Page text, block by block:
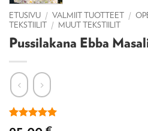
ETUSIVU / VALMIIT TUOTTEET /
TEKSTIILIT / MUUT TEKSTIILIT
Pussilakana Ebba
Arvio 5
1